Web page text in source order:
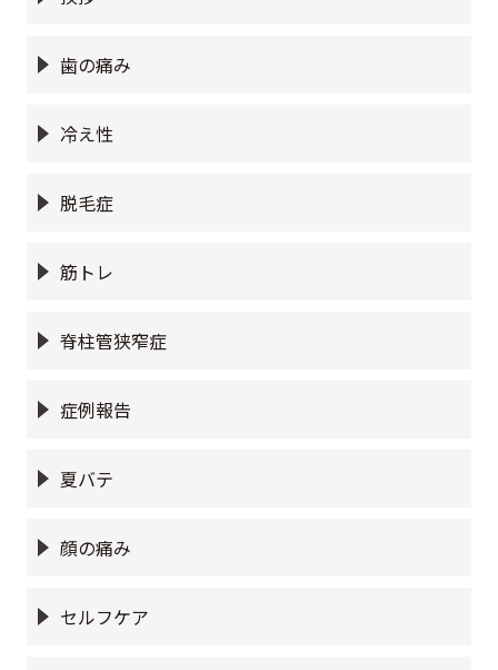
歯の痛み
冷え性
脱毛症
筋トレ
脊柱管狭窄症
症例報告
夏バテ
顔の痛み
セルフケア